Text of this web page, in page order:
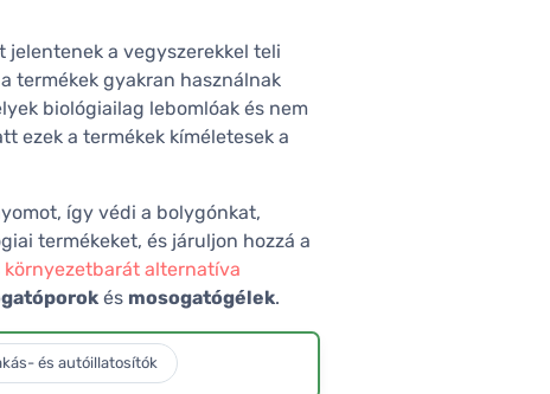
a vegyszerekkel teli
termékek gyakran használnak
biológiailag lebomlóak és nem
ezek a termékek kíméletesek a
így védi a bolygónkat,
termékeket, és járuljon hozzá a
környezetbarát alternatíva
és mosogatógélek.
és autóillatosítók